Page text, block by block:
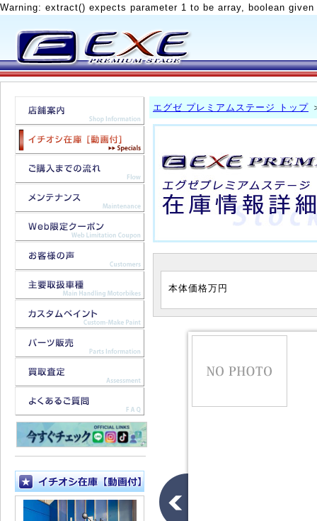
Warning: extract() expects parameter 1 to be array, boolean
エグゼ プレミアムステージ トップ
本体価格万円